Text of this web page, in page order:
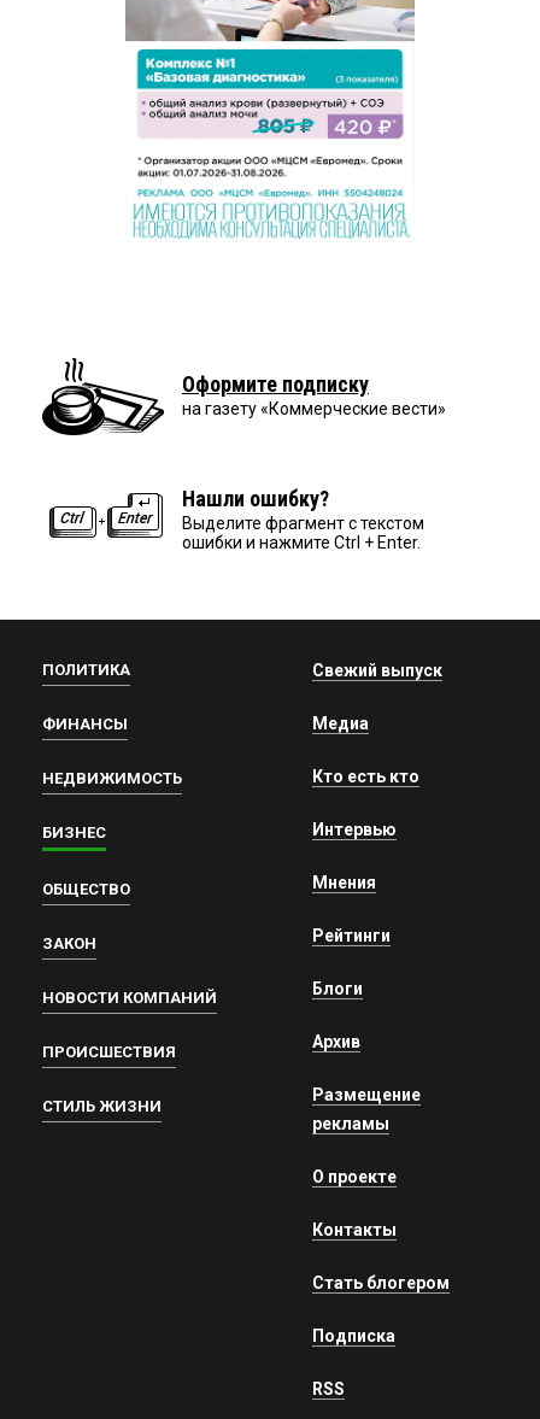
Оформите подписку
на газету «Коммерческие вести»
Нашли ошибку?
Выделите фрагмент с текстом
ошибки и нажмите Ctrl + Enter.
ПОЛИТИКА
ФИНАНСЫ
НЕДВИЖИМОСТЬ
БИЗНЕС
ОБЩЕСТВО
ЗАКОН
НОВОСТИ КОМПАНИЙ
ПРОИСШЕСТВИЯ
СТИЛЬ ЖИЗНИ
Свежий выпуск
Медиа
Кто есть кто
Интервью
Мнения
Рейтинги
Блоги
Архив
Размещение
рекламы
О проекте
Контакты
Стать блогером
Подписка
RSS